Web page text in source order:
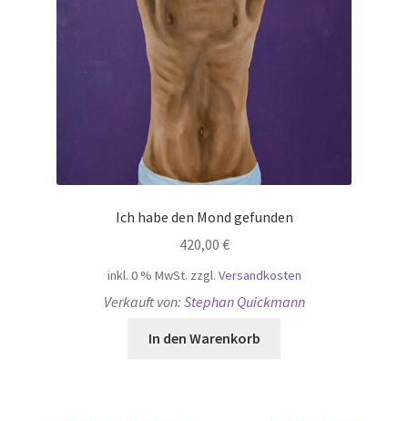
Ich habe den Mond gefunden
420,00 €
inkl. 0 % MwSt. zzgl. Versandkosten
Verkauft von: Stephan Quickmann
In den Warenkorb